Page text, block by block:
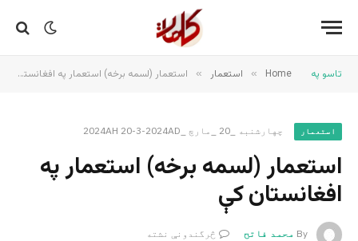
تاسو په Home
» استعمار » استعمار (لسمه برخه) استعمار په افغانستان کې
استعمار چهارشنبه _20 _مارچ _2024AH 20-3-2024AD
استعمار (لسمه برخه) استعمار په
افغانستان کې
By محمد فاتح څرگندونې نشته